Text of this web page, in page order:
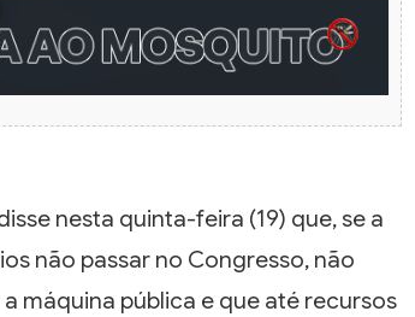
nesta quinta-feira (19) que, se a
não passar no Congresso, não
máquina pública e que até recursos